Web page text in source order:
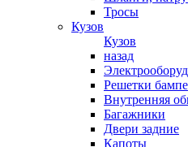
Тросы
Кузов
Кузов
назад
Решетки
Внутренняя
Багажники
Двери задние
Капоты